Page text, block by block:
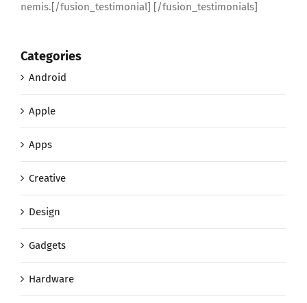
nemis.[/fusion_testimonial] [/fusion_testimonials]
Categories
Android
Apple
Apps
Creative
Design
Gadgets
Hardware